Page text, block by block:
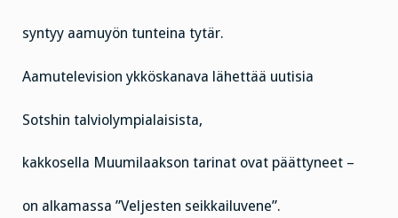
syntyy aamuyön tunteina tytär.
Aamutelevision ykköskanava lähettää uutisia
Sotshin talviolympialaisista,
kakkosella Muumilaakson tarinat ovat päättyneet –
on alkamassa ”Veljesten seikkailuvene”.